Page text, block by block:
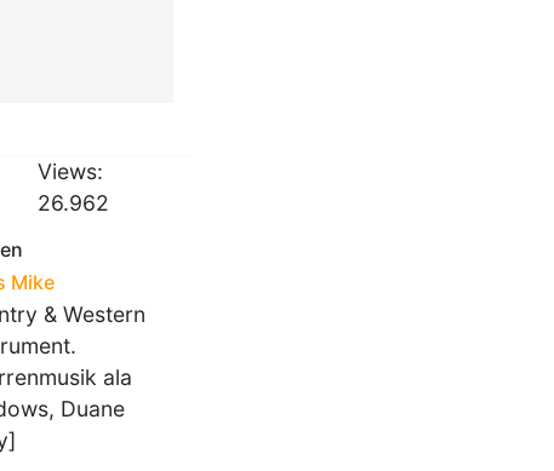
Views:
26.962
Mike
& Western
ala
Duane